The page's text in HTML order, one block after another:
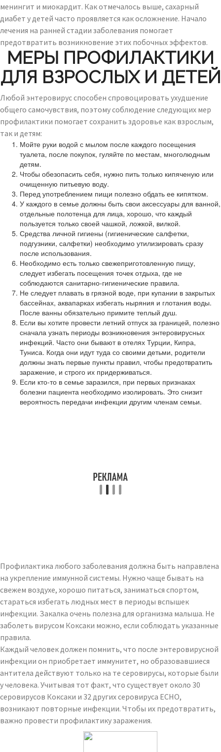
менингит и миокардит. Как отмечалось выше, сахарный
диабет у детей часто проявляется как осложнение. Начало
лечения на ранней стадии заболевания помогает
предотвратить возникновение этих побочных эффектов.
МЕРЫ ПРОФИЛАКТИКИ
ДЛЯ ВЗРОСЛЫХ И ДЕТЕЙ
Любой энтеровирус способен спровоцировать ухудшение
общего самочувствия, поэтому соблюдение следующих мер
профилактики помогает сохранить здоровье как взрослым,
так и детям:
Мойте руки водой с мылом после каждого посещения
туалета, после покупок, гуляйте по местам, многолюдным
детям.
Чтобы обезопасить себя, нужно пить только кипяченую или
очищенную питьевую воду.
Перед употреблением пищи полезно обдать ее кипятком.
У каждого в семье должны быть свои аксессуары для ванной,
отдельные полотенца для лица, хорошо, что каждый
пользуется только своей чашкой, ложкой, вилкой.
Средства личной гигиены (гигиенические салфетки,
подгузники, салфетки) необходимо утилизировать сразу
после использования.
Необходимо есть только свежеприготовленную пищу,
следует избегать посещения точек отдыха, где не
соблюдаются санитарно-гигиенические правила.
Не следует плавать в грязной воде, при купании в закрытых
бассейнах, аквапарках избегать ныряния и глотания воды.
После ванны обязательно примите теплый душ.
Если вы хотите провести летний отпуск за границей, полезно
сначала узнать периоды возникновения энтеровирусных
инфекций. Часто они бывают в отелях Турции, Кипра,
Туниса. Когда они идут туда со своими детьми, родители
должны знать первые пункты правил, чтобы предотвратить
заражение, и строго их придерживаться.
Если кто-то в семье заразился, при первых признаках
болезни пациента необходимо изолировать. Это снизит
вероятность передачи инфекции другим членам семьи.
Профилактика любого заболевания должна быть направлена ​​
на укрепление иммунной системы. Нужно чаще бывать на
свежем воздухе, хорошо питаться, заниматься спортом,
стараться избегать людных мест в периоды вспышек
инфекции. Закалка очень полезна для организма малыша. Не
заболеть вирусом Коксаки можно, если соблюдать указанные
правила.
Каждый человек должен помнить, что после энтеровирусной
инфекции он приобретает иммунитет, но образовавшиеся
антитела действуют только на те серовирусы, которые были
у человека. Учитывая тот факт, что существует около 30
серовирусов Коксаки и 32 других серовируса ECHO,
возникают повторные инфекции. Чтобы их предотвратить,
важно провести профилактику заражения.